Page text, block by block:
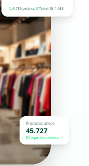
3.789 pedidos Ticket R$ 1.688
Produtos ativos
45.727
Estoque sincronizado ✓